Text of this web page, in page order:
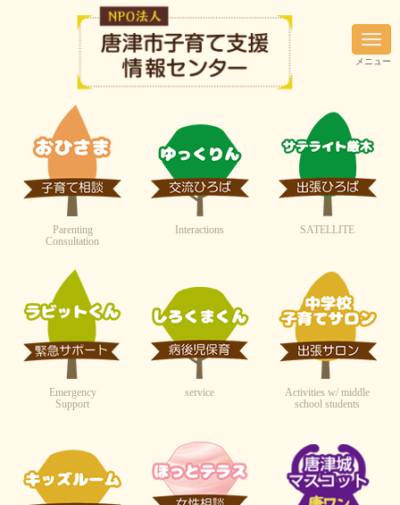
N
a
v
i
o
メニュー
Parenting
Consultation
Interactions SATELLITE
Emergency
Support
service
Activities w/ middle
school students